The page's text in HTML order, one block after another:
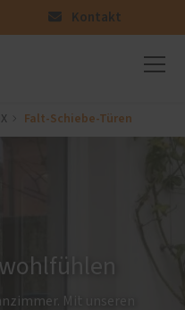
Kontakt
Falt-Schiebe-Türen
Mit unseren